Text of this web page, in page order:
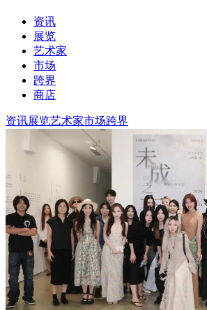
资讯
展览
艺术家
市场
跨界
商店
资讯展览艺术家市场跨界